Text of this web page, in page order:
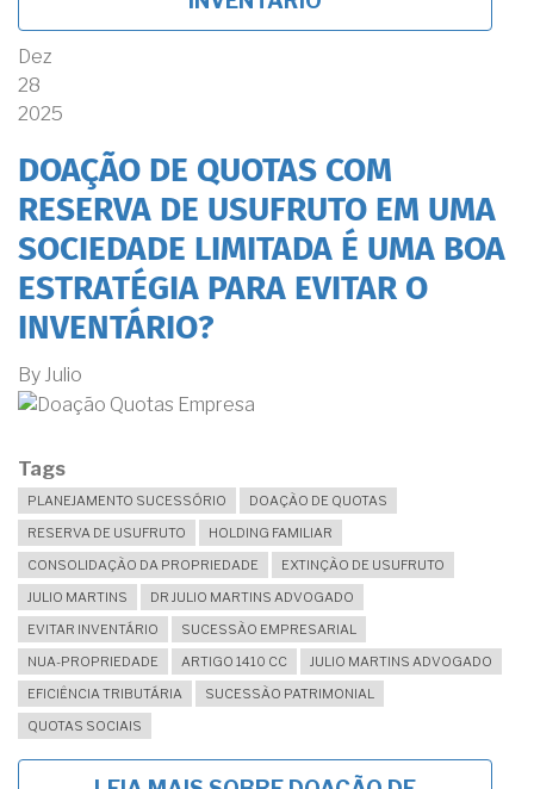
Dez
28
2025
DOAÇÃO DE QUOTAS COM
RESERVA DE USUFRUTO EM UMA
SOCIEDADE LIMITADA É UMA BOA
ESTRATÉGIA PARA EVITAR O
INVENTÁRIO?
By Julio
Tags
PLANEJAMENTO SUCESSÓRIO
DOAÇÃO DE QUOTAS
RESERVA DE USUFRUTO
HOLDING FAMILIAR
CONSOLIDAÇÃO DA PROPRIEDADE
EXTINÇÃO DE USUFRUTO
JULIO MARTINS
DR JULIO MARTINS ADVOGADO
EVITAR INVENTÁRIO
SUCESSÃO EMPRESARIAL
NUA-PROPRIEDADE
ARTIGO 1410 CC
JULIO MARTINS ADVOGADO
EFICIÊNCIA TRIBUTÁRIA
SUCESSÃO PATRIMONIAL
QUOTAS SOCIAIS